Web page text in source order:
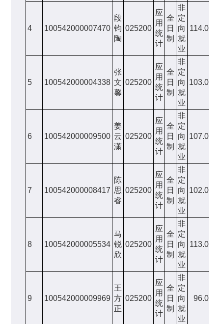
4 100542000007470
段
钧
陶
025200
应
用
统
计
全
日
制
非
定
向
就
业
114.00
5 100542000004338
张
文
馨
025200
应
用
统
计
全
日
制
非
定
向
就
业
103.00
6 100542000009500
姜
云
潇
025200
应
用
统
计
全
日
制
非
定
向
就
业
107.00
7 100542000008417
陈
思
睿
025200
应
用
统
计
全
日
制
非
定
向
就
业
102.00
8 100542000005534
马
锐
欣
025200
应
用
统
计
全
日
制
非
定
向
就
业
113.00
9 100542000009969
王
方
正
025200
应
用
统
计
全
日
制
非
定
向
就
业
96.00